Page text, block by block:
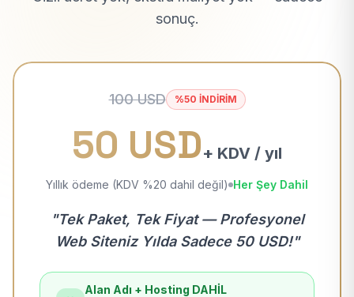
sonuç.
100 USD %50 İNDİRİM
50 USD+ KDV / yıl
Yıllık ödeme (KDV %20 dahil değil) Her Şey Dahil
"Tek Paket, Tek Fiyat — Profesyonel
Web Siteniz Yılda Sadece 50 USD!"
Alan Adı + Hosting DAHİL